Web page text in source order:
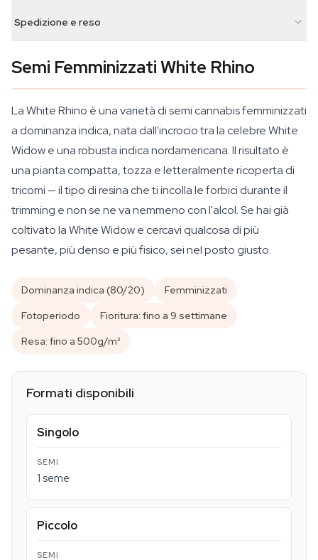
Spedizione e reso
Semi Femminizzati White Rhino
La White Rhino è una varietà di semi cannabis femminizzati
a dominanza indica, nata dall'incrocio tra la celebre White
Widow e una robusta indica nordamericana. Il risultato è
una pianta compatta, tozza e letteralmente ricoperta di
tricomi — il tipo di resina che ti incolla le forbici durante il
trimming e non se ne va nemmeno con l'alcol. Se hai già
coltivato la White Widow e cercavi qualcosa di più
pesante, più denso e più fisico, sei nel posto giusto.
Dominanza indica (80/20)
Femminizzati
Fotoperiodo
Fioritura: fino a 9 settimane
Resa: fino a 500g/m²
Formati disponibili
Singolo
1 seme
Piccolo